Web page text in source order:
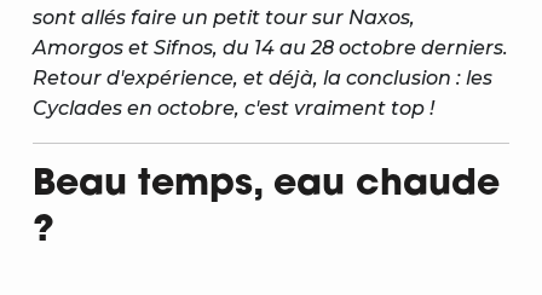
sont allés faire un petit tour sur Naxos,
Amorgos et Sifnos, du 14 au 28 octobre derniers.
Retour d'expérience, et déjà, la conclusion : les
Cyclades en octobre, c'est vraiment top !
Beau temps, eau chaude
?